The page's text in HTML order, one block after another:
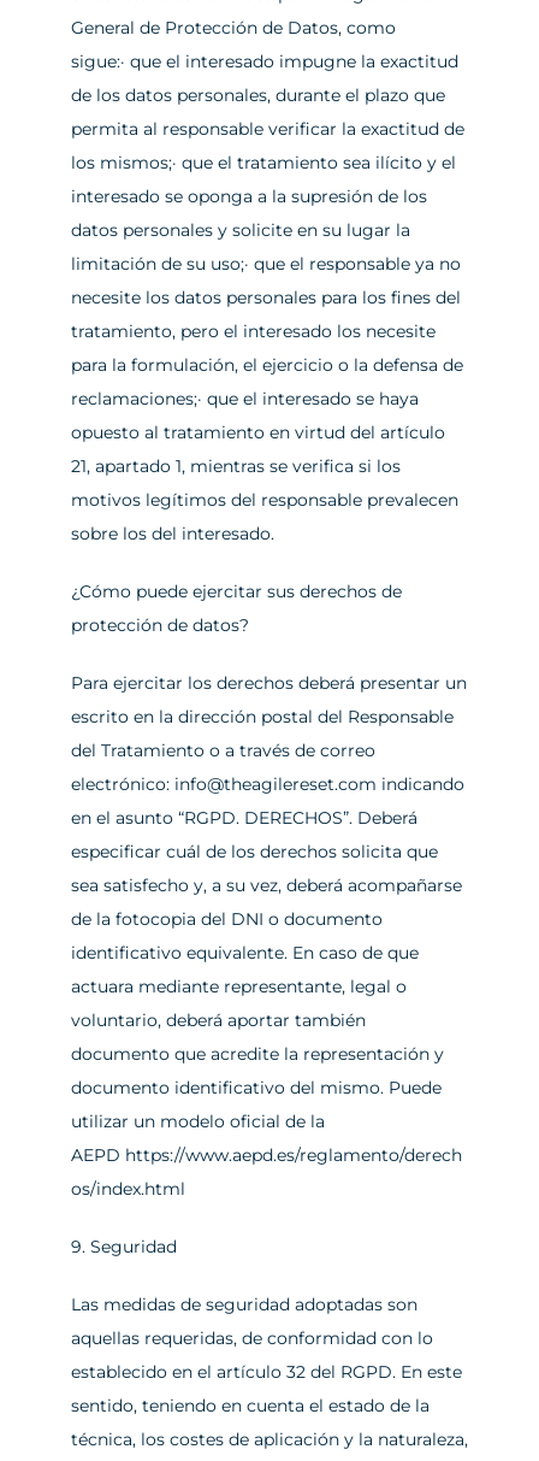
General de Protección de Datos, como
sigue:· que el interesado impugne la exactitud
de los datos personales, durante el plazo que
permita al responsable verificar la exactitud de
los mismos;· que el tratamiento sea ilícito y el
interesado se oponga a la supresión de los
datos personales y solicite en su lugar la
limitación de su uso;· que el responsable ya no
necesite los datos personales para los fines del
tratamiento, pero el interesado los necesite
para la formulación, el ejercicio o la defensa de
reclamaciones;· que el interesado se haya
opuesto al tratamiento en virtud del artículo
21, apartado 1, mientras se verifica si los
motivos legítimos del responsable prevalecen
sobre los del interesado.
¿Cómo puede ejercitar sus derechos de
protección de datos?
Para ejercitar los derechos deberá presentar un
escrito en la dirección postal del Responsable
del Tratamiento o a través de correo
electrónico: info@theagilereset.com indicando
en el asunto “RGPD. DERECHOS”. Deberá
especificar cuál de los derechos solicita que
sea satisfecho y, a su vez, deberá acompañarse
de la fotocopia del DNI o documento
identificativo equivalente. En caso de que
actuara mediante representante, legal o
voluntario, deberá aportar también
documento que acredite la representación y
documento identificativo del mismo. Puede
utilizar un modelo oficial de la
AEPD https://www.aepd.es/reglamento/derech
os/index.html
9. Seguridad
Las medidas de seguridad adoptadas son
aquellas requeridas, de conformidad con lo
establecido en el artículo 32 del RGPD. En este
sentido, teniendo en cuenta el estado de la
técnica, los costes de aplicación y la naturaleza,